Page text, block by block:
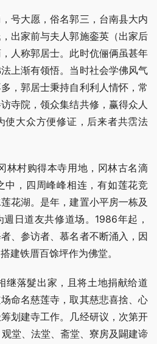
号大愿，俗名郭三，台南县大内
出家前与夫人郭施銮英（出家后
人称郭居士。此时伉俪俩虽甚年
上渐有领悟。当时社会学佛风气
，郭居士秉持自利利人情怀，常
寺院，领众集结共修，赢得众人
使大众方便修证，后来者共霑法
林村购得本寺用地，冈林古名滴
中，四周峰峰相连，有如莲花竞
花湖。是年，建置小平房一栋及
日道友共修道场。1986年起，
、参访者、慕名者不断涌入，因
建铁厝百馀坪作为佛堂。
继落髮出家，且将土地捐献给道
命名慈莲寺，取其慈悲喜捨、心
划建寺工作。几经研议，次第开
堂、法堂、斋堂、寮房及闢建谛